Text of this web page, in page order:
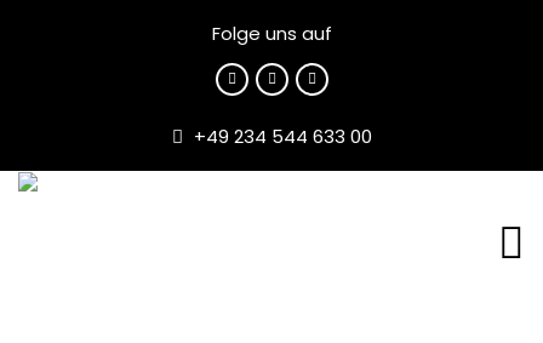
Folge uns auf
+49 234 544 633 00